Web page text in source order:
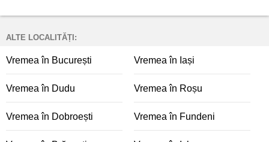
ALTE LOCALITĂȚI:
Vremea în București Vremea în Iași
Vremea în Dudu Vremea în Roșu
Vremea în Dobroești Vremea în Fundeni